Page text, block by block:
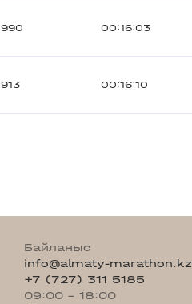
990 00:16:03
913 00:16:10
Байланыс
info@almaty-marathon.kz
+7 (727) 311 5185
09:00 - 18:00